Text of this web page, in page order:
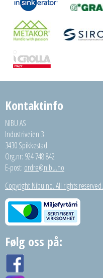
Kontaktinfo
NIBU AS
Industriveien 3
3430 Spikkestad
Org.nr: 924 748 842
E-post: ordre@nibu.no
Copyright Nibu.no. All rights reserved.
Følg oss på: